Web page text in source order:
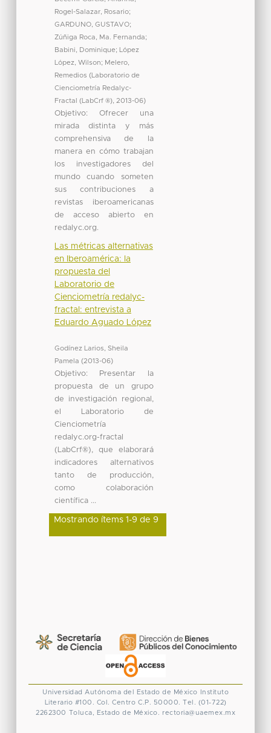
Rogel-Salazar, Rosario;
GARDUNO, GUSTAVO;
Zúñiga Roca, Ma. Fernanda;
Babini, Dominique;
López
López, Wilson; Melero,
Remedios (Laboratorio de
Cienciometría Redalyc-
Fractal (LabCrf ®), 2013-06)
Objetivo: Ofrecer una
mirada distinta y más
comprehensiva de la
manera en cómo trabajan
los investigadores del
mundo cuando someten
sus contribuciones a
revistas iberoamericanas
de acceso abierto en
redalyc.org.
Las métricas alternativas
en Iberoamérica: la
propuesta del
Laboratorio de
Cienciometría redalyc-
fractal: entrevista a
Eduardo Aguado López
Godínez Larios, Sheila
Pamela (2013-06)
Objetivo: Presentar la
propuesta de un grupo
de investigación regional,
el Laboratorio de
Cienciometría
redalyc.org-fractal
(LabCrf®), que elaborará
indicadores alternativos
tanto de producción,
como colaboración
científica ...
Mostrando ítems 1-9 de 9
Universidad Autónoma del Estado de México
Instituto
Literario #100. Col. Centro C.P. 50000. Tel. (01-722)
2262300 Toluca, Estado de México. rectoria@uaemex.mx